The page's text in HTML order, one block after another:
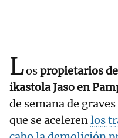
Lospropietarios
ikastola Jaso en
de semana de
que se acelerenlos